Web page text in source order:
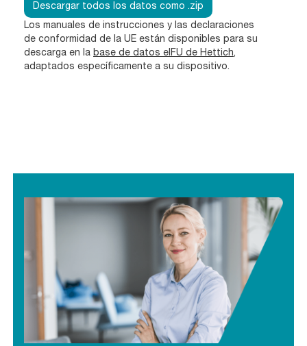
Descargar todos los datos como .zip
Los manuales de instrucciones y las declaraciones
de conformidad de la UE están disponibles para su
descarga en la base de datos eIFU de Hettich,
adaptados específicamente a su dispositivo.